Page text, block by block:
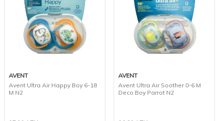
AVENT
Avent Ultra Air Happy Boy 6-18
M N2
AVENT
Avent Ultra Air Soother 0-6 M
Deco Boy Parrot N2